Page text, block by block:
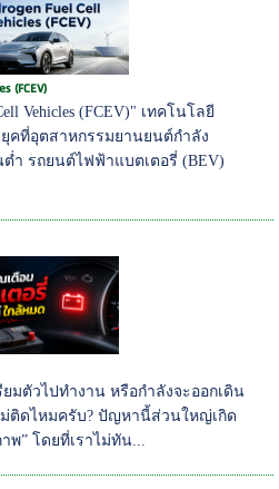
(FCEV)
Vehicles (FCEV)" เทคโนโลยี
คที่อุตสาหกรรมยานยนต์กำลัง
ำ รถยนต์ไฟฟ้าแบตเตอรี่ (BEV)
มตัวไปทำงาน หรือกำลังจะออกเดิน
ม่ติดไหมครับ? ปัญหานี้ส่วนใหญ่เกิด
พ” โดยที่เราไม่ทัน...